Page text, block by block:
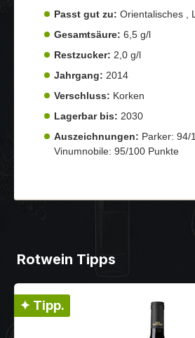
Passt gut zu: Orientalisches ,
Gesamtsäure: 6,5 g/l
Restzucker: 2,0 g/l
Jahrgang: 2014
Verschluss: Korken
Lagerbar bis: 2030
Auszeichnungen: Parker: 94/
Vinumnobile: 95/100 Punkte
Rotwein Tipps
✦ Tipp.